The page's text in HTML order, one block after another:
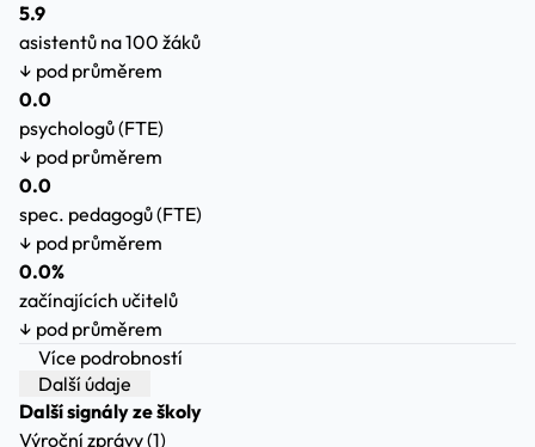
5.9
asistentů na 100 žáků
↓ pod průměrem
0.0
psychologů (FTE)
↓ pod průměrem
0.0
spec. pedagogů (FTE)
↓ pod průměrem
0.0%
začínajících učitelů
↓ pod průměrem
Více podrobností
Další údaje
Další signály ze školy
Výroční zprávy (1)